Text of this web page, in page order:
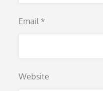
Email *
Website